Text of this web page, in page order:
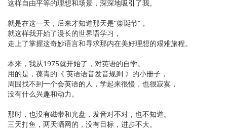
这样自由平等的理想和场景，深深地吸引了我。
就是在这一天，后来才知道那天是“柴诞节”，
就这样我开始了漫长的世界语学习，
走上了掌握这奇妙语言和寻求那内在美好理想的艰难旅程。
本来，我从1975就开始了，对英语的自学。
用的是，葆青的《 英语语音发音规则 》的小册子，
周围找不到一个会英语的人，学起来很慢，也很寂寞，
没有什么兴趣和动力。
那时，也没有磁带和光盘，发音对不对，也不知道。
三天打鱼，两天晒网的，没有目标，进步不大。